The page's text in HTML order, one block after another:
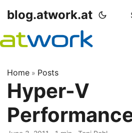
blog.atwork.at
Home » Posts
Hyper-V